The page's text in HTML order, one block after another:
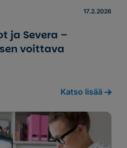
17.2.2026
ja Severa –
voittava
Katso lisää